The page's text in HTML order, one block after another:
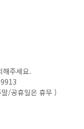
해주세요.
/공휴일은 휴무 )